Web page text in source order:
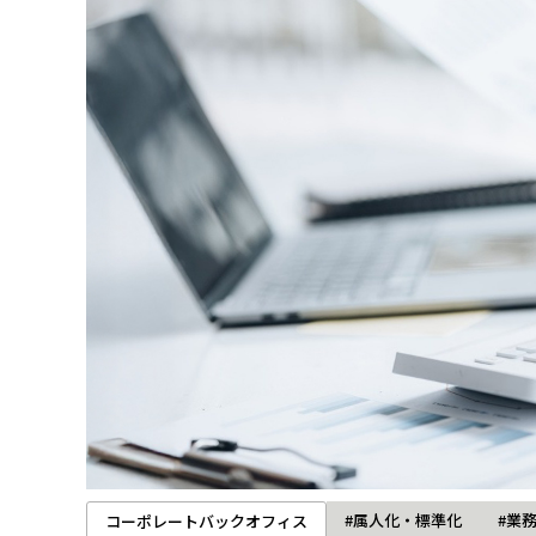
コーポレートバックオフィス #属人化・標準化 #業